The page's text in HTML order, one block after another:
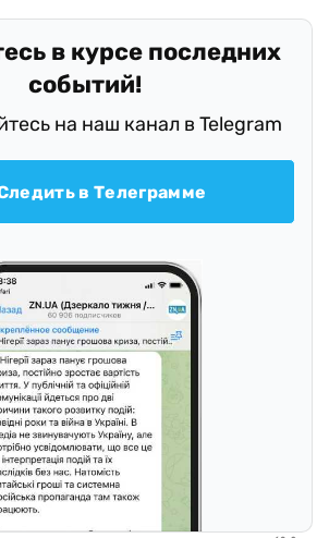
в курсе последних
событий!
на наш канал в Telegram
в Телеграмме